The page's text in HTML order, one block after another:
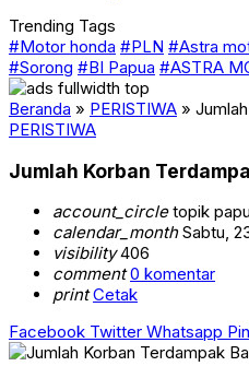
Trending Tags
#Motor honda #PLN #Astra
#Sorong #BI Papua #ASTRA
Beranda » PERISTIWA »
PERISTIWA
Jumlah Korban
account_circletopik
calendar_monthSabtu,
visibility406
comment 0 komentar
print Cetak
Facebook Twitter Whatsapp